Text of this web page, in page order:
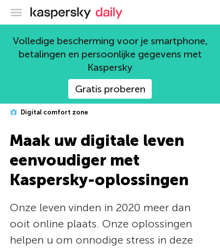
Kaspersky official blog
Volledige bescherming voor je smartphone,
betalingen en persoonlijke gegevens met
Kaspersky
Gratis proberen
Digital comfort zone
Maak uw digitale leven
eenvoudiger met
Kaspersky-oplossingen
Onze leven vinden in 2020 meer dan
ooit online plaats. Onze oplossingen
helpen u om onnodige stress in deze